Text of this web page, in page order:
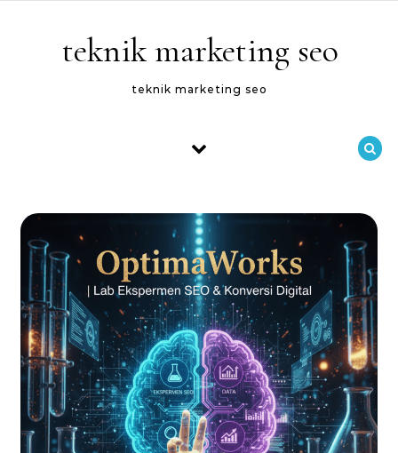
teknik marketing seo
teknik marketing seo